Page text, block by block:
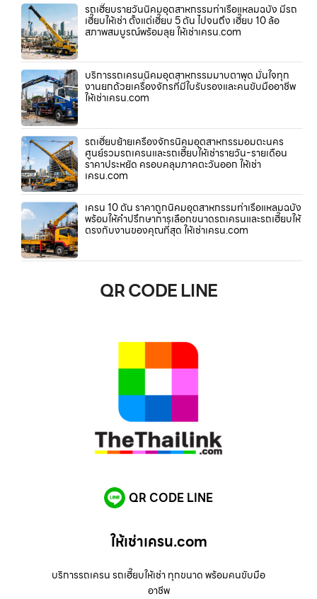
รถเฮี๊ยบรายวันนิคมอุตสาหกรรมท่าเรือแหลมฉบัง มีรถ
เฮี๊ยบให้เช่า ตั้งแต่เฮี๊ยบ 5 ตัน ไปจนถึง เฮี๊ยบ 10 ล้อ
สภาพสมบูรณ์พร้อมลุย ให้เช่าเครน.com
บริการรถเครนนิคมอุตสาหกรรมมาบตาพุด มั่นใจทุก
งานยกด้วยเครื่องจักรที่มีใบรับรองและคนขับมืออาชีพ
ให้เช่าเครน.com
รถเฮี๊ยบย้ายเครื่องจักรนิคมอุตสาหกรรมอมตะนคร
ศูนย์รวมรถเครนและรถเฮี๊ยบให้เช่ารายวัน-รายเดือน
ราคาประหยัด ครอบคลุมภาคตะวันออก ให้เช่า
เครน.com
เครน 10 ตัน ราคาถูกนิคมอุตสาหกรรมท่าเรือแหลมฉบัง
พร้อมให้คำปรึกษาการเลือกขนาดรถเครนและรถเฮี๊ยบให้
ตรงกับงานของคุณที่สุด ให้เช่าเครน.com
QR CODE LINE
QR CODE LINE
ให้เช่าเครน.com
บริการรถเครน รถเฮี๊ยบให้เช่า ทุกขนาด พร้อมคนขับมือ
อาชีพ